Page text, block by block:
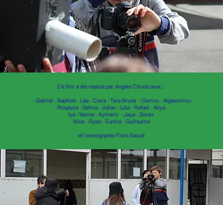
Ce film a été réalisé par Angèle Chiodo avec :
· Gabriel · Baptiste · Léa · Clara · Tara Bruna · Oumou · Algassimou
Roqayya · Selma · Julien · Lola · Rafael · Aliya
Iya · Yacine · Aymeric · Jaya · Soren
Nine · Ryan · Eunice · Guillaume
et l’enseignante Flora Saoud